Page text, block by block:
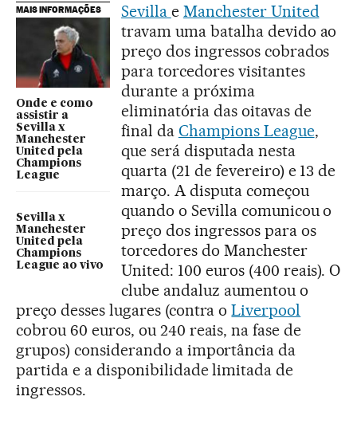
MAIS INFORMAÇÕES
Onde e como
assistir a
Sevilla x
Manchester
United pela
Champions
League
Sevilla x
Manchester
United pela
Champions
League ao vivo
Sevilla e Manchester United
travam uma batalha devido ao
preço dos ingressos cobrados
para torcedores visitantes
durante a próxima
eliminatória das oitavas de
final da Champions League,
que será disputada nesta
quarta (21 de fevereiro) e 13 de
março. A disputa começou
quando o Sevilla comunicou o
preço dos ingressos para os
torcedores do Manchester
United: 100 euros (400 reais). O
clube andaluz aumentou o
preço desses lugares (contra oLiverpool
cobrou 60 euros, ou 240 reais, na fase de
grupos) considerando a importância da
partida e a disponibilidade limitada de
ingressos.